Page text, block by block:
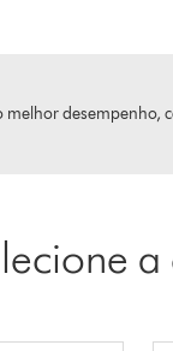
melhor desempenho,